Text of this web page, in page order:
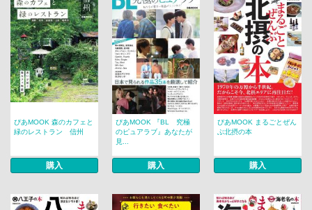
ぴあMOOK 森のカフェと
緑のレストラン 信州
購入
ぴあMOOK 『BL 究極
のピュアラブ』あなたが
見...
購入
ぴあMOOK まるごとぜん
ぶ北摂の本
購入